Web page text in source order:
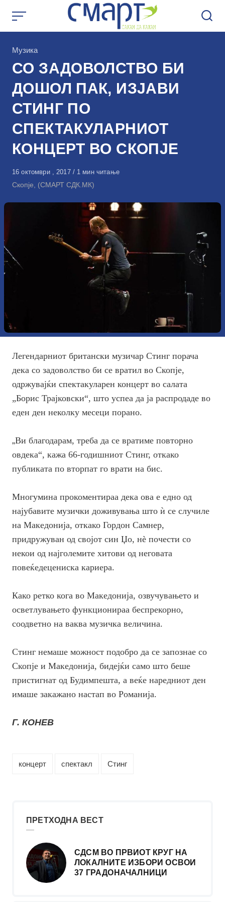
КАтегорија
Музика
СО ЗАДОВОЛСТВО БИ
ДОШОЛ ПАК, ИЗЈАВИ
СТИНГ ПО
СПЕКТАКУЛАРНИОТ
КОНЦЕРТ ВО СКОПЈЕ
Објавено
на
16 октомври , 2017 1 мин читање
Скопје, (СМАРТ СДК.МК)
Легендарниот британски музичар Стинг порача
дека со задоволство би се вратил во Скопје,
одржувајќи спектакуларен концерт во салата
„Борис Трајковски“, што успеа да ја распродаде во
еден ден неколку месеци порано.
„Ви благодарам, треба да се вратиме повторно
овдека“, кажа 66-годишниот Стинг, откако
публиката по вторпат го врати на бис.
Многумина прокоментираа дека ова е едно од
најубавите музички доживувања што ѝ се случиле
на Македонија, откако Гордон Самнер,
придружуван од својот син Џо, нѐ почести со
некои од најголемите хитови од неговата
повеќедецениска кариера.
Како ретко кога во Македонија, озвучувањето и
осветлувањето функционираа беспрекорно,
соодветно на ваква музичка величина.
Стинг немаше можност подобро да се запознае со
Скопје и Македонија, бидејќи само што беше
пристигнат од Будимпешта, а веќе наредниот ден
имаше закажано настап во Романија.
Г. КОНЕВ
концерт спектакл Стинг
ПРЕТХОДНА ВЕСТ
СДСМ ВО ПРВИОТ КРУГ НА
ЛОКАЛНИТЕ ИЗБОРИ ОСВОИ
37 ГРАДОНАЧАЛНИЦИ